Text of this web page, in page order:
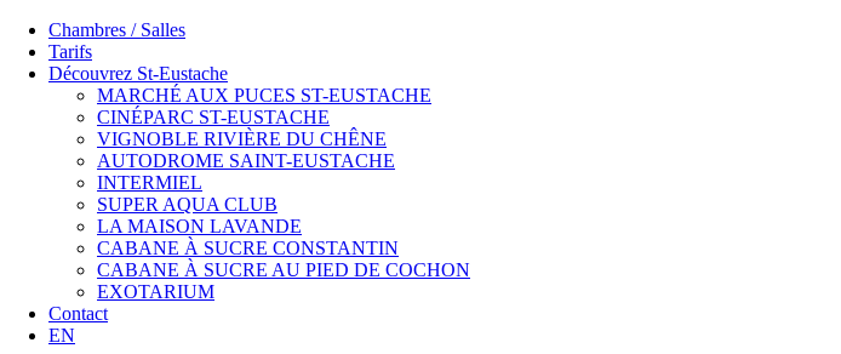
Chambres / Salles
Tarifs
Découvrez St-Eustache
MARCHÉ AUX PUCES ST-EUSTACHE
CINÉPARC ST-EUSTACHE
VIGNOBLE RIVIÈRE DU CHÊNE
AUTODROME SAINT-EUSTACHE
INTERMIEL
SUPER AQUA CLUB
LA MAISON LAVANDE
CABANE À SUCRE CONSTANTIN
CABANE À SUCRE AU PIED DE COCHON
EXOTARIUM
Contact
EN